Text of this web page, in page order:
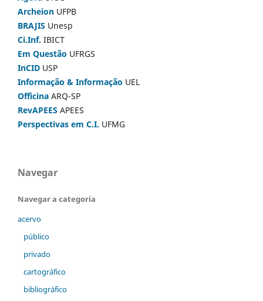
Archeion UFPB
BRAJIS Unesp
Ci.Inf. IBICT
Em Questão UFRGS
InCID USP
Informação & Informação UEL
Officina ARQ-SP
RevAPEES APEES
Perspectivas em C.I. UFMG
Navegar
Navegar a categoria
acervo
público
privado
cartográfico
bibliográfico